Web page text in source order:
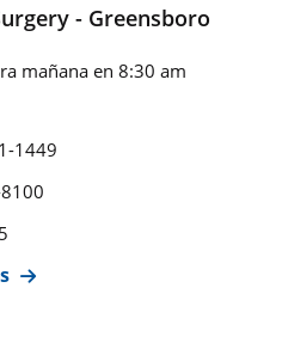
- Greensboro
mañana en 8:30 am
1449